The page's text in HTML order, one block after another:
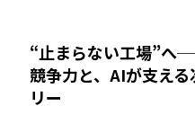
“止まらない工場”へ
競争力と、AIが支え
リー